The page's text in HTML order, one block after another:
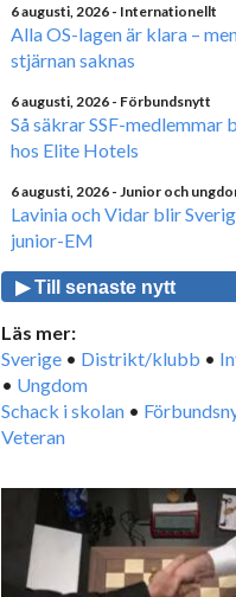
6 augusti, 2026 - Internationellt
Alla OS-lagen är klara –
stjärnan saknas
6 augusti, 2026 - Förbundsnytt
Så säkrar SSF-medlemmar
hos Elite Hotels
6 augusti, 2026 - Junior och
Lavinia och Vidar blir
junior-EM
▶ Till senaste nytt
Läs mer:
Sverige • Distrikt/klubb •
• Ungdom
Schack i skolan •
Veteran